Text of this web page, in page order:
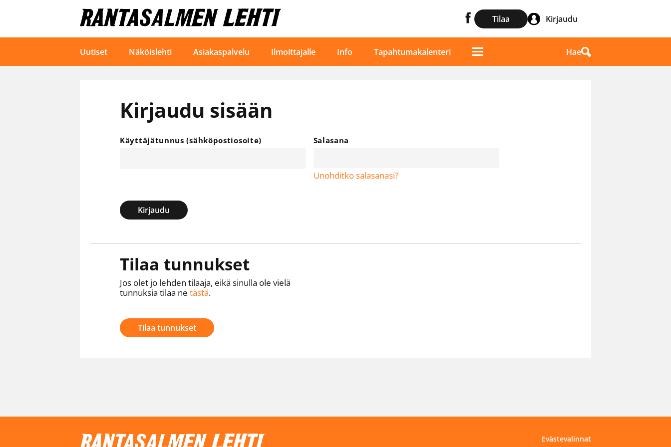
Tilaa Kirjaudu
Uutiset Näköislehti Asiakaspalvelu Ilmoittajalle Info Tapahtumakalenteri Hae
Kirjaudu sisään
Käyttäjätunnus (sähköpostiosoite) Salasana
Unohditko salasanasi?
Kirjaudu
Tilaa tunnukset
Jos olet jo lehden tilaaja, eikä sinulla ole vielä
tunnuksia tilaa ne tästä.
Tilaa tunnukset
Evästevalinnat